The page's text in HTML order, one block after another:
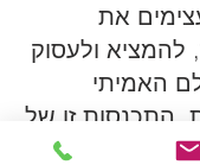
את
להמציא ולעסוק
האמיתי
התכנסות זו של
מערכת דינמית,